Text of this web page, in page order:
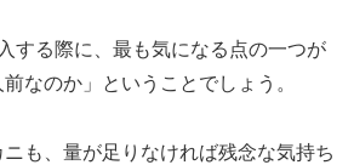
する際に、最も気になる点の一つが
前なのか」ということでしょう。
も、量が足りなければ残念な気持ち